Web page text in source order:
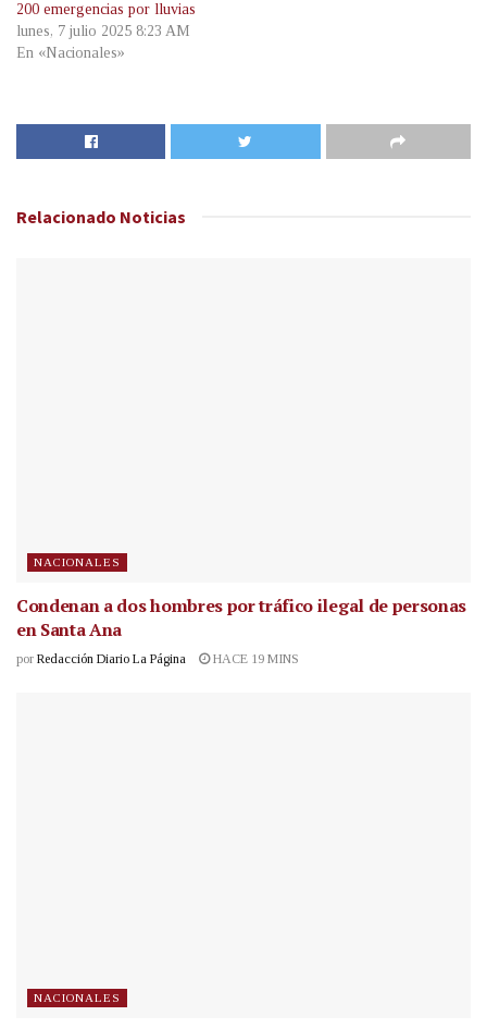
200 emergencias por lluvias
lunes, 7 julio 2025 8:23 AM
En «Nacionales»
Relacionado Noticias
NACIONALES
Condenan a dos hombres por tráfico ilegal de personas
en Santa Ana
por Redacción Diario La Página HACE 19 MINS
NACIONALES